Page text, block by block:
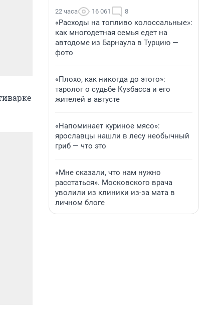
22 часа 16 061 8
«Расходы на топливо колоссальные»:
как многодетная семья едет на
автодоме из Барнаула в Турцию —
фото
«Плохо, как никогда до этого»:
таролог о судьбе Кузбасса и его
жителей в августе
«Напоминает куриное мясо»:
ярославцы нашли в лесу необычный
гриб — что это
«Мне сказали, что нам нужно
расстаться». Московского врача
уволили из клиники из-за мата в
личном блоге